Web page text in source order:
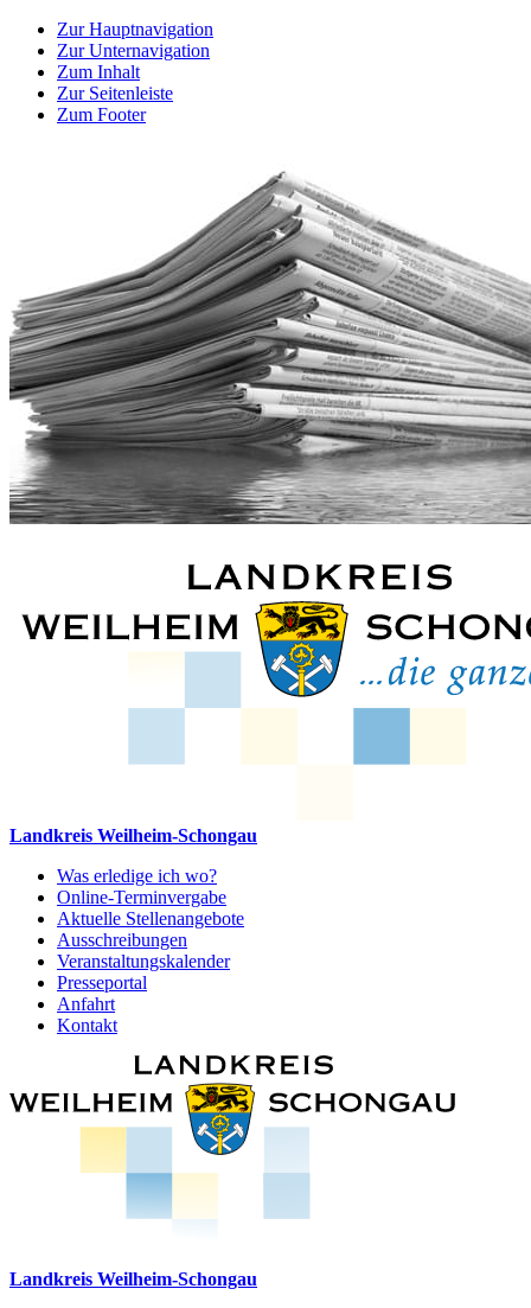
Zur Hauptnavigation
Zur Unternavigation
Zum Inhalt
Zur Seitenleiste
Zum Footer
Landkreis Weilheim-Schongau
Was erledige ich wo?
Online-Terminvergabe
Aktuelle Stellenangebote
Ausschreibungen
Veranstaltungskalender
Presseportal
Anfahrt
Kontakt
Landkreis Weilheim-Schongau